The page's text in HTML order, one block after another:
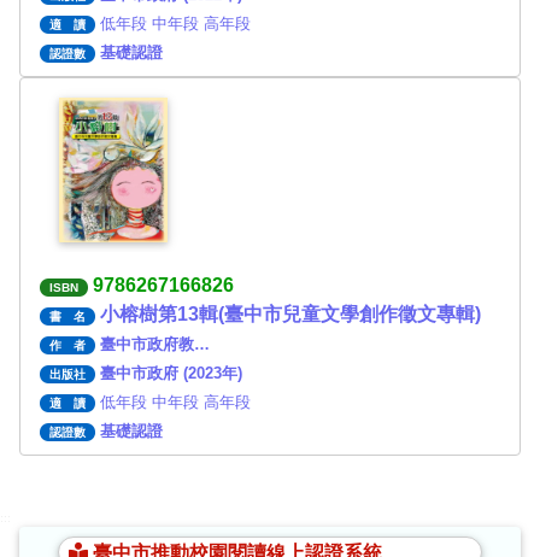
適 讀 低年段 中年段 高年段
認證數 基礎認證
ISBN 9786267166826
書 名 小榕樹第13輯(臺中市兒童文學創作徵文專輯)
作 者 臺中市政府教…
出版社 臺中市政府 (2023年)
適 讀 低年段 中年段 高年段
認證數 基礎認證
臺中市推動校園閱讀線上認證系統